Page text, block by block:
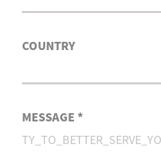
COUNTRY
MESSAGE *